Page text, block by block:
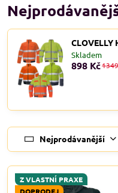
Skladem
898 Kč
Nejprodávanější
Z VLASTNÍ PRAXE